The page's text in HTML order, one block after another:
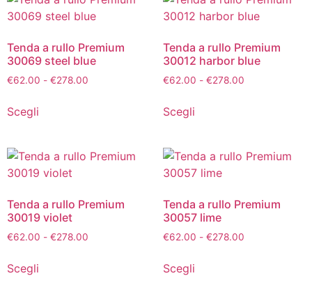
Tenda a rullo Premium
30069 steel blue
€62.00 - €278.00
Scegli
Tenda a rullo Premium
30012 harbor blue
€62.00 - €278.00
Scegli
Tenda a rullo Premium
30019 violet
€62.00 - €278.00
Scegli
Tenda a rullo Premium
30057 lime
€62.00 - €278.00
Scegli